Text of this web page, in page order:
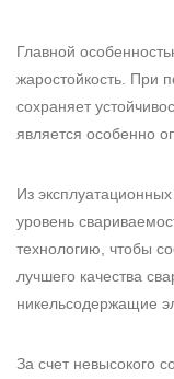
Главной
жаростойкость. При
сохраняет
является особенно
Из
уровень
технологию, чтобы
лучшего качества
никельсодержащие
За счет невысокого